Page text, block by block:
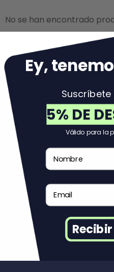
No se han encontrado
Reuse
Servicio al Cliente
Contáctanos
+525527663623
Ey,
Suscríbete
5% DE
Válido para la
Nombre
Email